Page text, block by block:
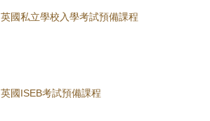
英國私立學校入學考試預備課程
英國ISEB考試預備課程